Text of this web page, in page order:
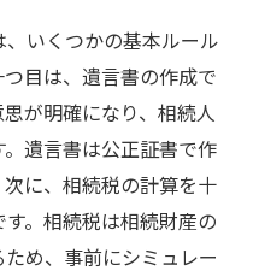
いくつかの基本ルール
目は、遺言書の作成で
が明確になり、相続人
遺言書は公正証書で作
に、相続税の計算を十
。相続税は相続財産の
め、事前にシミュレー